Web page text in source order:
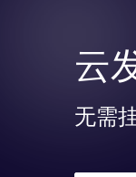
云
无需